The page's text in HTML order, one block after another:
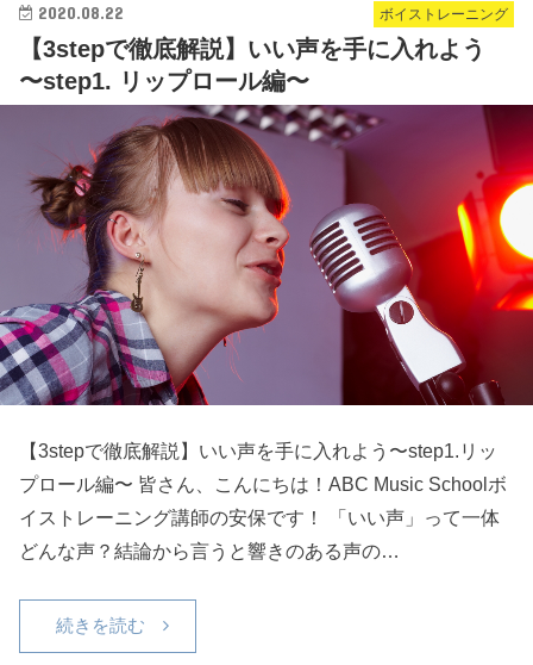
2020.08.22 ボイストレーニング
【3stepで徹底解説】いい声を手に入れよう
〜step1. リップロール編〜
【3stepで徹底解説】いい声を手に入れよう〜step1.リッ
プロール編〜 皆さん、こんにちは！ABC Music Schoolボ
イストレーニング講師の安保です！ 「いい声」って一体
どんな声？結論から言うと響きのある声の…
続きを読む